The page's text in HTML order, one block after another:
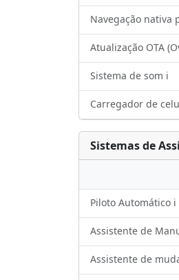
Navegação nativa
Atualização OTA
Sistema de som ℹ️
Carregador de
Sistemas de
Piloto Automático ℹ️
Assistente de
Assistente de